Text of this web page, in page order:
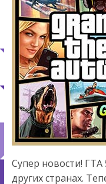
Супер новости! ГТА
других странах.